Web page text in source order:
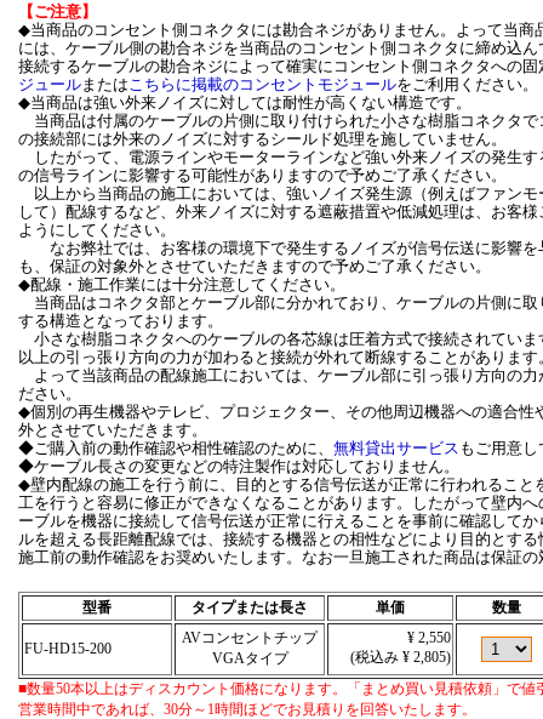
【ご注意】
◆当商品のコンセント側コネクタには勘合ネジがありません。よって当
には、ケーブル側の勘合ネジを当商品のコンセント側コネクタに締め込
接続するケーブルの勘合ネジによって確実にコンセント側コネクタへの
ジュール または こちらに掲載のコンセントモジュールをご利用ください。
◆当商品は強い外来ノイズに対しては耐性が高くない構造です。
当商品は付属のケーブルの片側に取り付けられた小さな樹脂コネクタ
の接続部には外来のノイズに対するシールド処理を施していません。
したがって、電源ラインやモーターラインなど強い外来ノイズの発生
の信号ラインに影響する可能性がありますので予めご了承ください。
以上から当商品の施工においては、強いノイズ発生源（例えばファン
して）配線するなど、外来ノイズに対する遮蔽措置や低減処理は、お客
ようにしてください。
なお弊社では、お客様の環境下で発生するノイズが信号伝送に影響を
も、保証の対象外とさせていただきますので予めご了承ください。
◆配線・施工作業には十分注意してください。
当商品はコネクタ部とケーブル部に分かれており、ケーブルの片側に
する構造となっております。
小さな樹脂コネクタへのケーブルの各芯線は圧着方式で接続されてい
以上の引っ張り方向の力が加わると接続が外れて断線することがあります
よって当該商品の配線施工においては、ケーブル部に引っ張り方向の
ださい。
◆個別の再生機器やテレビ、プロジェクター、その他周辺機器への適合
外とさせていただきます。
◆ご購入前の動作確認や相性確認のために、 無料貸出サービス もご用意
◆ケーブル長さの変更などの特注製作は対応しておりません。
◆壁内配線の施工を行う前に、目的とする信号伝送が正常に行われるこ
工を行うと容易に修正ができなくなることがあります。したがって壁内
ーブルを機器に接続して信号伝送が正常に行えることを事前に確認して
ルを超える長距離配線では、接続する機器との相性などにより目的とす
施工前の動作確認をお奨めいたします。なお一旦施工された商品は保証
型番 タイプまたは長さ 単価 数量
FU-HD15-200
AVコンセントチップ
VGAタイプ
¥ 2,550
(税込み ¥ 2,805)
■数量50本以上はディスカウント価格になります。「まとめ買い見積依頼」で値
営業時間中であれば、30分～1時間ほどでお見積りを回答いたします。